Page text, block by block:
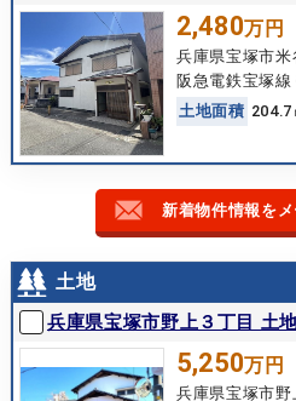
2,480万円
兵庫県宝塚市米
阪急電鉄宝塚
土地面積 204.7
新着物件情報を
土地
兵庫県宝塚市野上３丁目 土
5,250万円
兵庫県宝塚市野